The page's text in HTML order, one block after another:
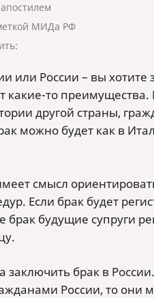
МИДа РФ
или России – вы
какие-то
другой страны,
можно будет как в
смысл
Если брак будет
будущие супруги
брак в
России, то они